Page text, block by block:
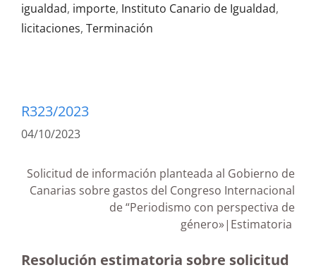
igualdad, importe, Instituto Canario de Igualdad,
licitaciones, Terminación
R323/2023
04/10/2023
Solicitud de información planteada al Gobierno de
Canarias sobre gastos del Congreso Internacional
de “Periodismo con perspectiva de
género»|Estimatoria
Resolución estimatoria sobre solicitud